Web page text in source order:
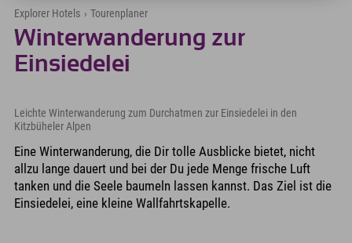
Explorer Hotels › Tourenplaner
Winterwanderung zur
Einsiedelei
Leichte Winterwanderung zum Durchatmen zur Einsiedelei in den
Kitzbüheler Alpen
Eine Winterwanderung, die Dir tolle Ausblicke bietet, nicht
allzu lange dauert und bei der Du jede Menge frische Luft
tanken und die Seele baumeln lassen kannst. Das Ziel ist die
Einsiedelei, eine kleine Wallfahrtskapelle.